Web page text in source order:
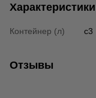
Характеристики
Контейнер (л) c3
Отзывы